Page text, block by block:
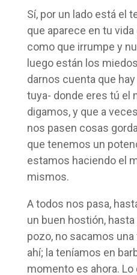
Sí, por un lado está el
que aparece en tu
como que irrumpe y
luego están los
darnos cuenta que
tuya- donde eres tú el
digamos, y que a
nos pasen cosas
que tenemos un
estamos haciendo el
mismos.
A todos nos pasa,
un buen hostión,
pozo, no sacamos
ahí; la teníamos en
momento es ahora.